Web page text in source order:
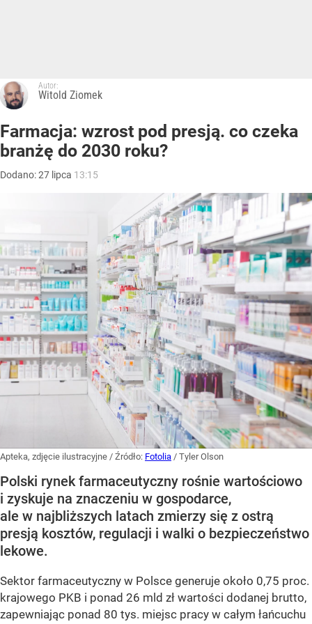
Autor:
Witold Ziomek
Farmacja: wzrost pod presją. co czeka
branżę do 2030 roku?
Dodano:27 lipca 13:15
Apteka, zdjęcie ilustracyjne / Źródło: Fotolia / Tyler Olson
Polski rynek farmaceutyczny rośnie wartościowo
i zyskuje na znaczeniu w gospodarce,
ale w najbliższych latach zmierzy się z ostrą
presją kosztów, regulacji i walki o bezpieczeństwo
lekowe.
Sektor farmaceutyczny w Polsce generuje około 0,75 proc.
krajowego PKB i ponad 26 mld zł wartości dodanej brutto,
zapewniając ponad 80 tys. miejsc pracy w całym łańcuchu